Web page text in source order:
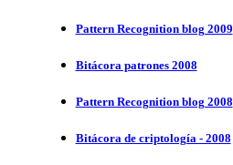
Pattern Recognition blog 2009
Bitácora patrones 2008
Pattern Recognition blog 2008
Bitácora de criptología - 2008